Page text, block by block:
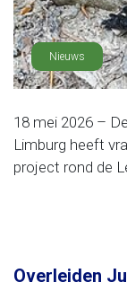
Nieuws
18 mei 2026 –
Limburg heeft
project rond de
Overleiden